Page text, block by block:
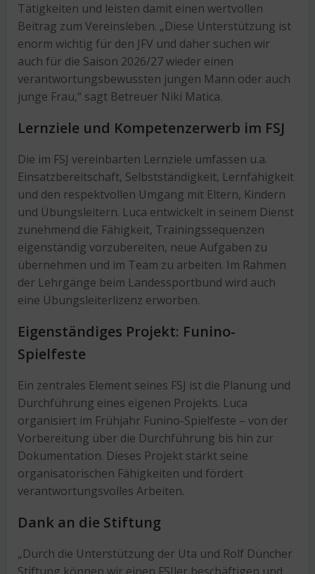
Tätigkeiten und leisten damit einen wertvollen
Beitrag zum Vereinsleben. „Diese Unterstützung ist
enorm wichtig für den JFV und daher suchen wir
auch für die Saison 2026/27 wieder einen
verantwortungs­bewussten jungen Mann oder auch
junge Frau,“ sagt Betreuer Niki Matica.
Lernziele und Kompetenzerwerb im FSJ
Die im FSJ vereinbarten Lernziele umfassen u.a.
Einsatzbereitschaft, Selbstständigkeit, Lernfähigkeit
und den respektvollen Umgang mit Eltern, Kindern
und Übungsleitern. Luca entwickelt in seinem Dienst
zunehmend die Fähigkeit, Trainingssequenzen
eigenständig vorzubereiten, neue Aufgaben zu
übernehmen und im Team zu arbeiten. Im Rahmen
der Lehrgänge beim Landessportbund wird auch
eine Übungsleiterlizenz erworben.
Eigenständiges Projekt: Funino-
Spielfeste
Ein zentrales Element seines FSJ ist die Planung und
Durchführung eines eigenen Projekts. Luca
organisiert im Frühjahr Funino-Spielfeste – von der
Vorbereitung über die Durchführung bis hin zur
Dokumentation. Dieses Projekt stärkt seine
organisatorischen Fähigkeiten und fördert
verantwortungsvolles Arbeiten.
Dank an die Stiftung
„Durch die Unterstützung der Uta und Rolf Düncher